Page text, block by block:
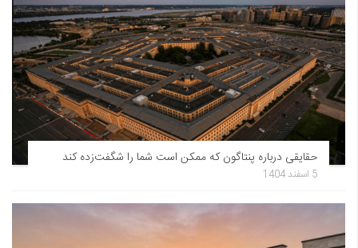
حقایقی درباره پنتاگون که ممکن است شما را شگفت‌زده کند
5 اسفند 1404